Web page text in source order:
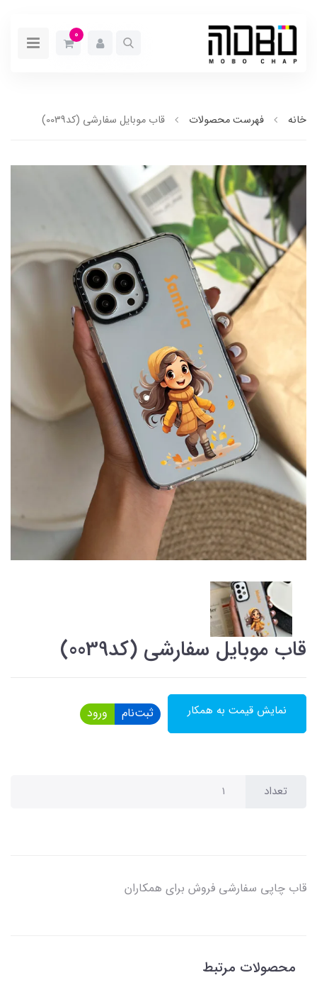
0
خانه فهرست محصولات قاب موبایل سفارشی (کد0039)
قاب موبایل سفارشی (کد0039)
نمایش قیمت به همکار ثبت‌نام ورود
تعداد
قاب چاپی سفارشی فروش برای همکاران
محصولات مرتبط